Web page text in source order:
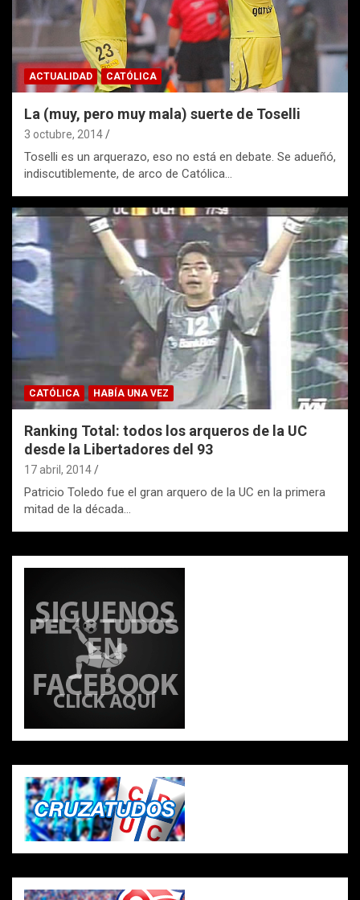
ACTUALIDAD CATÓLICA
La (muy, pero muy mala) suerte de Toselli
3 octubre, 2014
Toselli es un arquerazo, eso no está en debate. Se adueñó,
indiscutiblemente, de arco de Católica…
CATÓLICA HABÍA UNA VEZ
Ranking Total: todos los arqueros de la UC
desde la Libertadores del 93
17 abril, 2014
Patricio Toledo fue el gran arquero de la UC en la primera
mitad de la década…